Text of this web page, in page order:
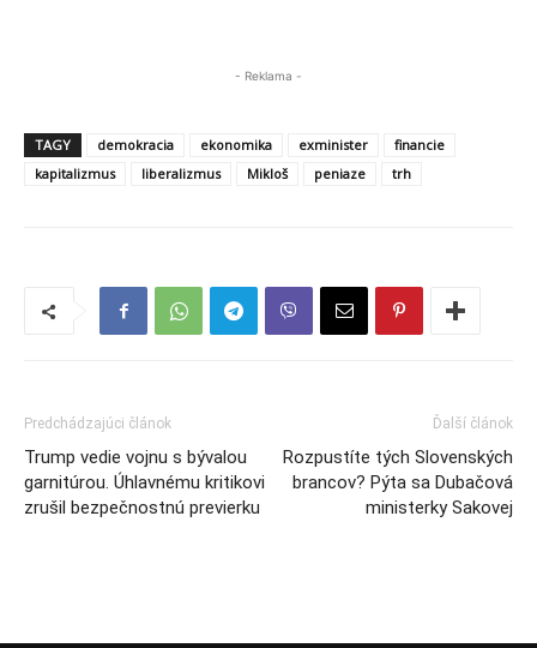
- Reklama -
TAGY demokracia ekonomika exminister
financie
kapitalizmus
liberalizmus Mikloš peniaze trh
Predchádzajúci článok
Trump vedie vojnu s bývalou
garnitúrou. Úhlavnému kritikovi
zrušil bezpečnostnú previerku
Ďalší článok
Rozpustíte tých Slovenských
brancov? Pýta sa Dubačová
ministerky Sakovej